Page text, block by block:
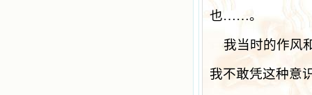
也……。
我当时的作风
我不敢凭这种意